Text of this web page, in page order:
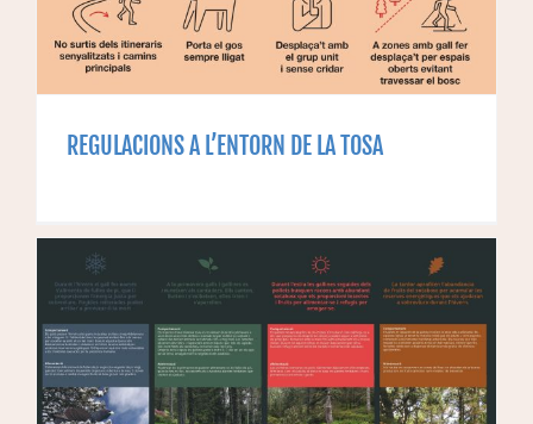
REGULACIONS A L’ENTORN DE LA TOSA